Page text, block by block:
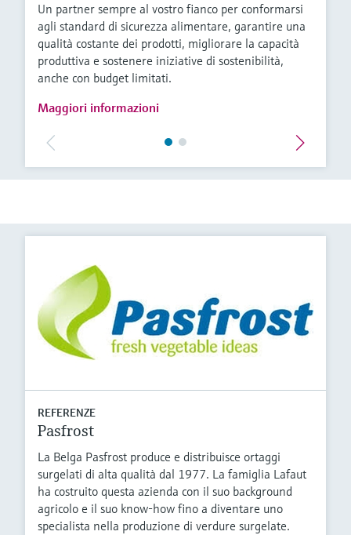
Un partner sempre al vostro fianco per conformarsi
agli standard di sicurezza alimentare, garantire una
qualità costante dei prodotti, migliorare la capacità
produttiva e sostenere iniziative di sostenibilità,
anche con budget limitati.
Maggiori informazioni
REFERENZE
Pasfrost
La Belga Pasfrost produce e distribuisce ortaggi
surgelati di alta qualità dal 1977. La famiglia Lafaut
ha costruito questa azienda con il suo background
agricolo e il suo know-how fino a diventare uno
specialista nella produzione di verdure surgelate.